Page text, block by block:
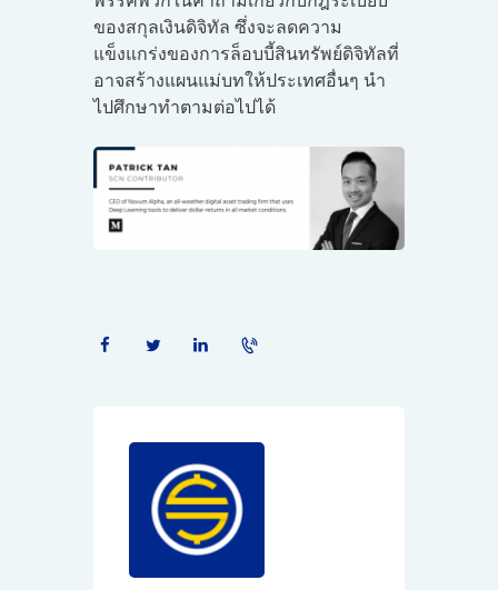
ของสกุลเงินดิจิทัล ซึ่งจะลดความ
แข็งแกร่งของการล็อบบี้สินทรัพย์ดิจิทัลที่
อาจสร้างแผนแม่บทให้ประเทศอื่นๆ นำ
ไปศึกษาทำตามต่อไปได้